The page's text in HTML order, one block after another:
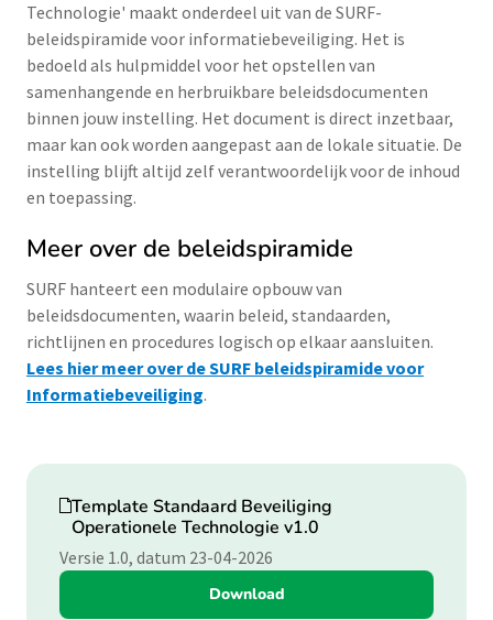
Technologie' maakt onderdeel uit van de SURF-
beleidspiramide voor informatiebeveiliging. Het is
bedoeld als hulpmiddel voor het opstellen van
samenhangende en herbruikbare beleidsdocumenten
binnen jouw instelling. Het document is direct inzetbaar,
maar kan ook worden aangepast aan de lokale situatie. De
instelling blijft altijd zelf verantwoordelijk voor de inhoud
en toepassing.
Meer over de beleidspiramide
SURF hanteert een modulaire opbouw van
beleidsdocumenten, waarin beleid, standaarden,
richtlijnen en procedures logisch op elkaar aansluiten.
Lees hier meer over de SURF beleidspiramide voor
Informatiebeveiliging.
Download
Template Standaard Beveiliging
Operationele Technologie v1.0
Versie 1.0, datum 23-04-2026
Download